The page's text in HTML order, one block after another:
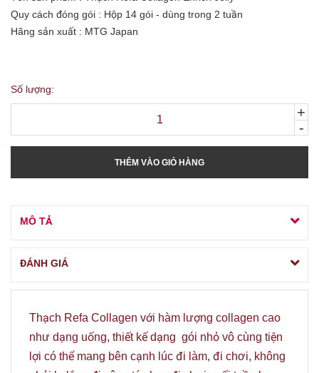
Quy cách đóng gói : Hộp 14 gói - dùng trong 2 tuần
Hãng sản xuất : MTG Japan
Số lượng:
-
+
THÊM VÀO GIỎ HÀNG
MÔ TẢ
ĐÁNH GIÁ
Thạch Refa Collagen với hàm lượng collagen cao
như dạng uống, thiết kế dạng gói nhỏ vô cùng tiện
lợi có thể mang bên cạnh lúc đi làm, đi chơi, không